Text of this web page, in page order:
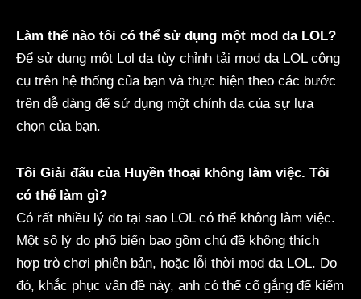
Làm thế nào tôi có thể sử dụng một mod da LOL?
Để sử dụng một Lol da tùy chỉnh tải mod da LOL công
cụ trên hệ thống của bạn và thực hiện theo các bước
trên dễ dàng để sử dụng một chỉnh da của sự lựa
chọn của bạn.
Tôi Giải đấu của Huyền thoại không làm việc. Tôi
có thể làm gì?
Có rất nhiều lý do tại sao LOL có thể không làm việc.
Một số lý do phổ biến bao gồm chủ đề không thích
hợp trò chơi phiên bản, hoặc lỗi thời mod da LOL. Do
đó, khắc phục vấn đề này, anh có thể cố gắng để kiểm